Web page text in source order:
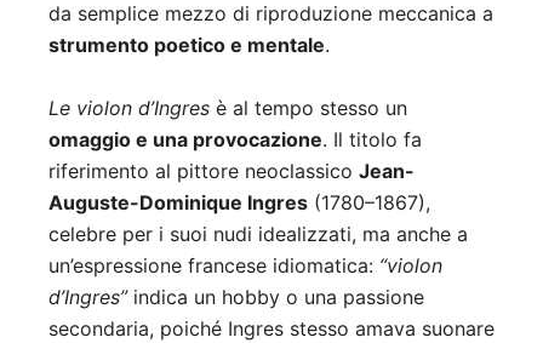
da semplice mezzo di riproduzione meccanica a
strumento poetico e mentale.
Le violon d’Ingres è al tempo stesso un
omaggio e una provocazione. Il titolo fa
riferimento al pittore neoclassico Jean-
Auguste-Dominique Ingres (1780–1867),
celebre per i suoi nudi idealizzati, ma anche a
un’espressione francese idiomatica: “violon
d’Ingres”indica un hobby o una passione
secondaria, poiché Ingres stesso amava suonare